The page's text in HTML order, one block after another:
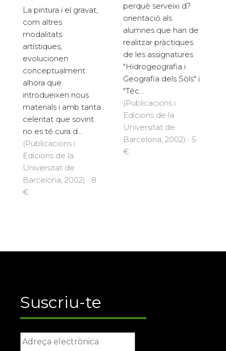
La pintura i el gravat,
com altres
modalitats
artístiques,
evolucionen
conceptualment
alhora que
introdueixen nous
materials i amb tanta
celeritat que sovint
no es té cura d...
(Publicacions i
Edicions de la
Universitat de
Barcelona, 2002) · 8
€
perquè serveixi d?
orientació als
alumnes que han de
realitzar pràctiques
de les assignatures
"Hidrogeografia i
Geografia dels Sòls" i
"Tèc...
(Publicacions i
Edicions de la
Universitat de
Barcelona, 2002) · 5
€
Suscriu-te